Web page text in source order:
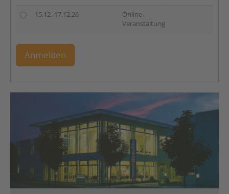
15.12.-17.12.26
Online-
Veranstaltung
Anmelden